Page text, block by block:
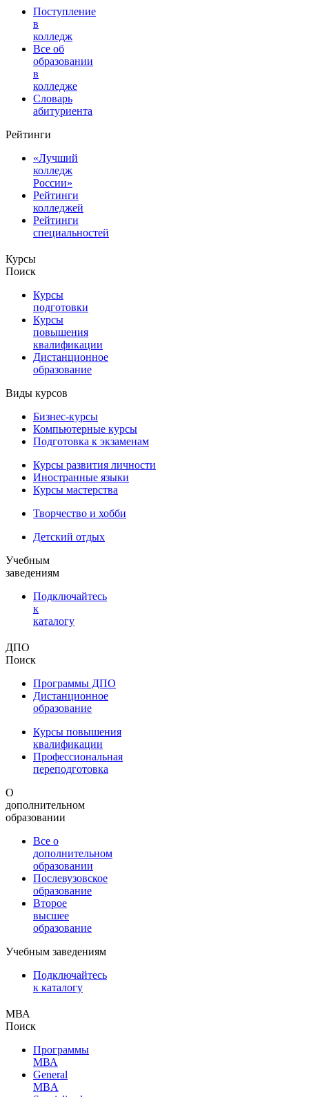
Поступление
в
колледж
Все об
образовании
в
колледже
Словарь
абитуриента
Рейтинги
«Лучший
колледж
России»
Рейтинги
колледжей
Рейтинги
специальностей
Курсы
Поиск
Курсы
подготовки
Курсы
повышения
квалификации
Дистанционное
образование
Виды курсов
Бизнес-курсы
Компьютерные курсы
Подготовка к экзаменам
Курсы развития личности
Иностранные языки
Курсы мастерства
Творчество и хобби
Детский отдых
Учебным
заведениям
Подключайтесь
к
каталогу
ДПО
Поиск
Программы ДПО
Дистанционное
образование
Курсы повышения
квалификации
Профессиональная
переподготовка
О
дополнительном
образовании
Все о
дополнительном
образовании
Послевузовское
образование
Второе
высшее
образование
Учебным заведениям
Подключайтесь
к каталогу
МВА
Поиск
Программы
МВА
General
MBA